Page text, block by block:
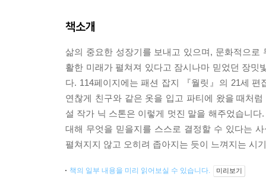
책소개
삶의 중요한 성장기를 보내고 있으며, 문화적으
활한 미래가 펼쳐져 있다고 잠시나마 믿었던 장
다. 114페이지에는 패션 잡지 『월릿』의 21세 편
연찮게 친구와 같은 옷을 입고 파티에 왔을 때처
설 작가 닉 스톤은 이렇게 멋진 말을 해주었습니
대해 무엇을 믿을지를 스스로 결정할 수 있다는
펼쳐지지 않고 오히려 좁아지는 듯이 느껴지는 시
책의 일부 내용을 미리 읽어보실 수 있습니다. 미리보기